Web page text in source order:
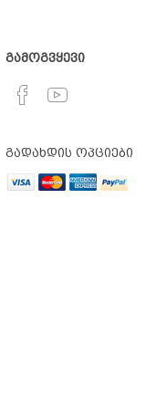
გამოგვყევი
გადახდის ოპციები